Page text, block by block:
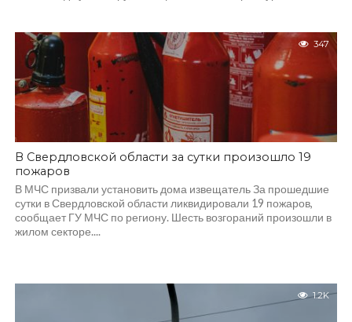
347
В Свердловской области за сутки произошло 19
пожаров
В МЧС призвали установить дома извещатель За прошедшие
сутки в Свердловской области ликвидировали 19 пожаров,
сообщает ГУ МЧС по региону. Шесть возгораний произошли в
жилом секторе....
1.2K